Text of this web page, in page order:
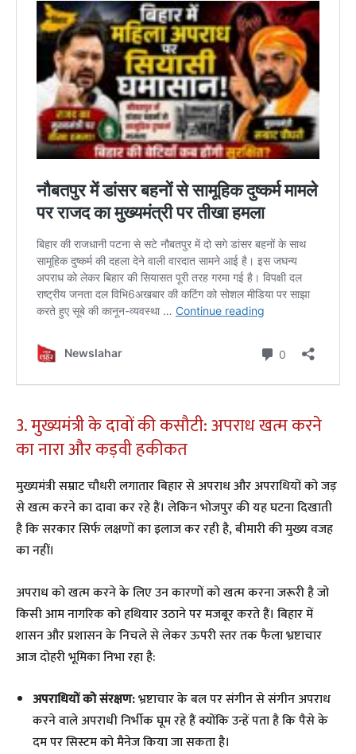
​3. मुख्यमंत्री के दावों की कसौटी: अपराध खत्म करने
का नारा और कड़वी हकीकत
​मुख्यमंत्री सम्राट चौधरी लगातार बिहार से अपराध और अपराधियों को जड़
से खत्म करने का दावा कर रहे हैं। लेकिन भोजपुर की यह घटना दिखाती
है कि सरकार सिर्फ लक्षणों का इलाज कर रही है, बीमारी की मुख्य वजह
का नहीं।
​अपराध को खत्म करने के लिए उन कारणों को खत्म करना जरूरी है जो
किसी आम नागरिक को हथियार उठाने पर मजबूर करते हैं। बिहार में
शासन और प्रशासन के निचले से लेकर ऊपरी स्तर तक फैला भ्रष्टाचार
आज दोहरी भूमिका निभा रहा है:
अपराधियों को संरक्षण:भ्रष्टाचार के बल पर संगीन से संगीन अपराध
करने वाले अपराधी निर्भीक घूम रहे हैं क्योंकि उन्हें पता है कि पैसे के
दम पर सिस्टम को मैनेज किया जा सकता है।